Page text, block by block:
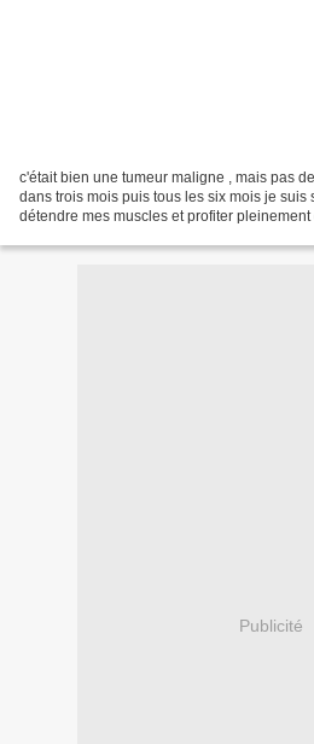
c'était bien une tumeur maligne , mais pas
dans trois mois puis tous les six mois je
détendre mes muscles et profiter pleinement
Publicité